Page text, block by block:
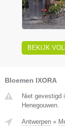
BEKIJK
Bloemen IXORA
Niet gevestigd
Henegouwen.
Antwerpen »